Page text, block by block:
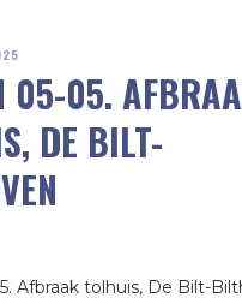
05-05.
DE BILT-
Afbraak tolhuis, De Bilt-